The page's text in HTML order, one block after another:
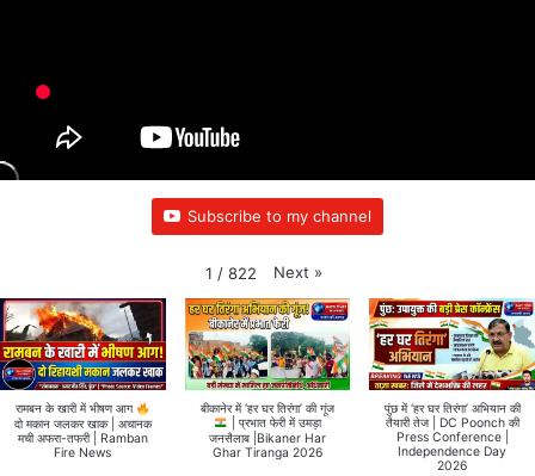
Subscribe to my channel
1 / 822 Next »
रामबन के खारी में भीषण आग
दो मकान जलकर खाक | अचानक
मची अफरा-तफरी | Ramban
Fire News
बीकानेर में ‘हर घर तिरंगा’ की गूंज
| प्रभात फेरी में उमड़ा
जनसैलाब |Bikaner Har
Ghar Tiranga 2026
पुंछ में ‘हर घर तिरंगा’ अभियान की
तैयारी तेज | DC Poonch की
Press Conference |
Independence Day
2026